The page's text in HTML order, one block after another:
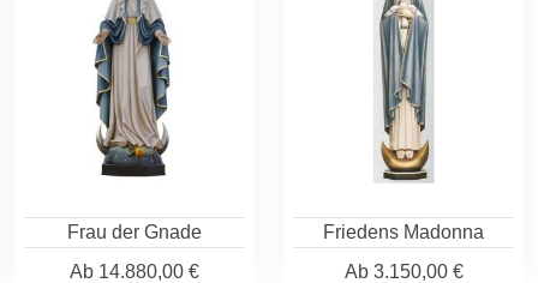
Frau der Gnade
Ab 14.880,00 €
Friedens Madonna
Ab3.150,00 €